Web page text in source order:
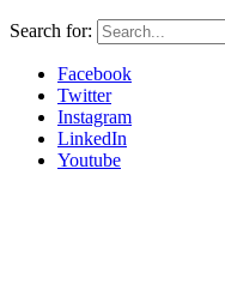
Search for:
Facebook
Twitter
Instagram
LinkedIn
Youtube